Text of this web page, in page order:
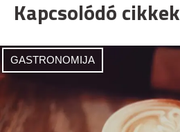
Kapcsolódó cikkek
GASTRONOMIJA